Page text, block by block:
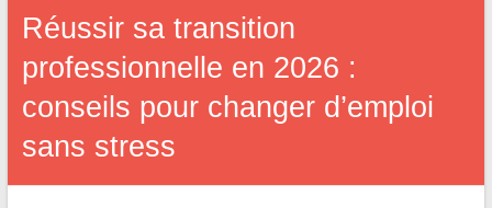
Réussir sa transition
professionnelle en 2026 :
conseils pour changer d’emploi
sans stress